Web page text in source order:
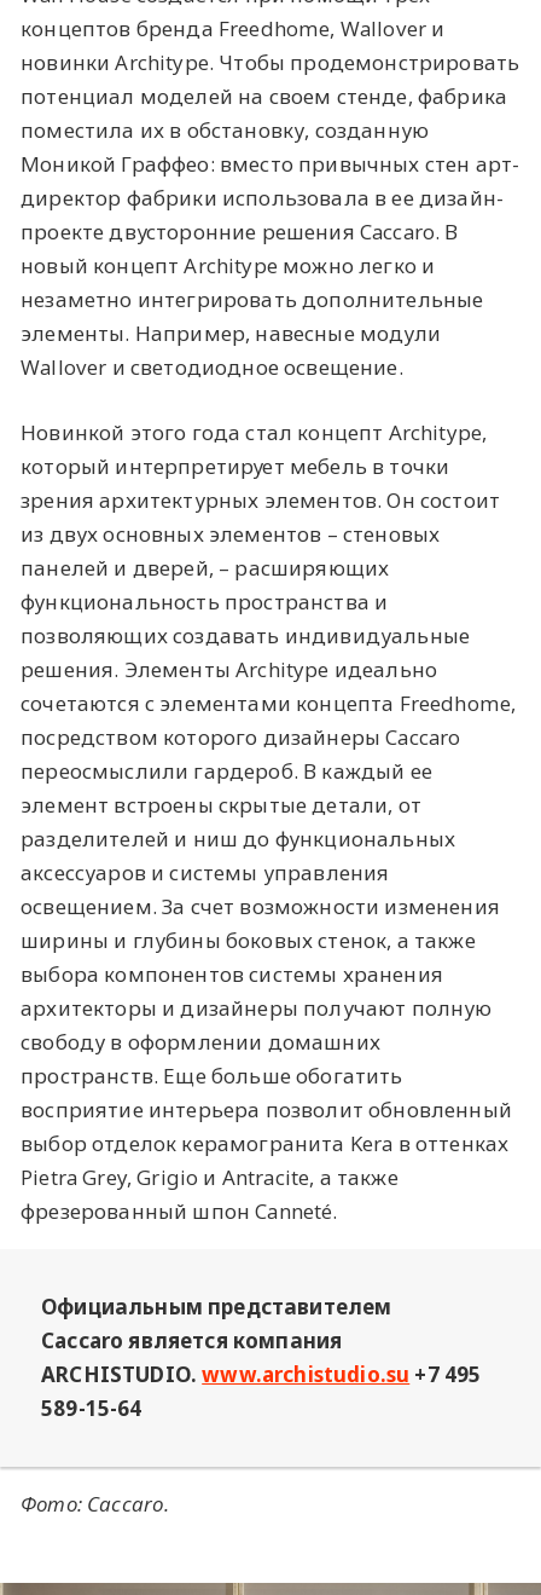
концептов бренда Freedhome, Wallover и
новинки Architype. Чтобы продемонстрировать
потенциал моделей на своем стенде, фабрика
поместила их в обстановку, созданную
Моникой Граффео: вместо привычных стен арт-
директор фабрики использовала в ее дизайн-
проекте двусторонние решения Caccaro. В
новый концепт Architype можно легко и
незаметно интегрировать дополнительные
элементы. Например, навесные модули
Wallover и светодиодное освещение.
Новинкой этого года стал концепт Architype,
который интерпретирует мебель в точки
зрения архитектурных элементов. Он состоит
из двух основных элементов – стеновых
панелей и дверей, – расширяющих
функциональность пространства и
позволяющих создавать индивидуальные
решения. Элементы Architype идеально
сочетаются с элементами концепта Freedhome,
посредством которого дизайнеры Caccaro
переосмыслили гардероб. В каждый ее
элемент встроены скрытые детали, от
разделителей и ниш до функциональных
аксессуаров и системы управления
освещением. За счет возможности изменения
ширины и глубины боковых стенок, а также
выбора компонентов системы хранения
архитекторы и дизайнеры получают полную
свободу в оформлении домашних
пространств. Еще больше обогатить
восприятие интерьера позволит обновленный
выбор отделок керамогранита Kera в оттенках
Pietra Grey, Grigio и Antracite, а также
фрезерованный шпон Canneté.
Официальным представителем
Caccaro является компания
ARCHISTUDIO.www.archistudio.su +7 495
589-15-64
Фото: Caccaro.